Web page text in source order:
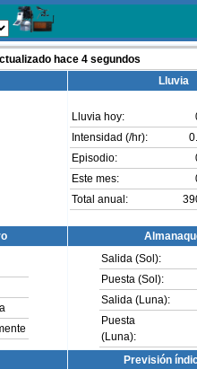
hace 5 segundos
Lluvia
Lluvia hoy:
Intensidad (/hr):
Episodio:
Este mes:
Total anual:
Salida (Sol):
Puesta (Sol):
Salida (Luna):
Puesta
(Luna):
Previsión